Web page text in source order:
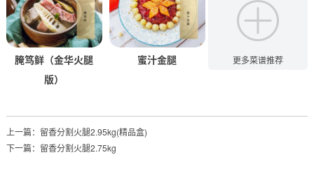
腌笃鲜（金华火腿
版）
蜜汁金腿 火腿萝卜炖牛排
更多菜谱推荐
上一篇： 留香分割火腿2.95kg(精品盒)
下一篇： 留香分割火腿2.75kg